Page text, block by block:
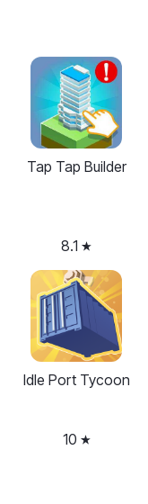
Tap Tap Builder
8.1
Idle Port Tycoon
10